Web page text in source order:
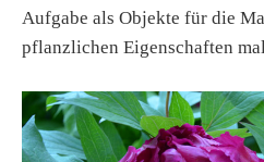
Aufgabe als Objekte für die
pflanzlichen Eigenschaften